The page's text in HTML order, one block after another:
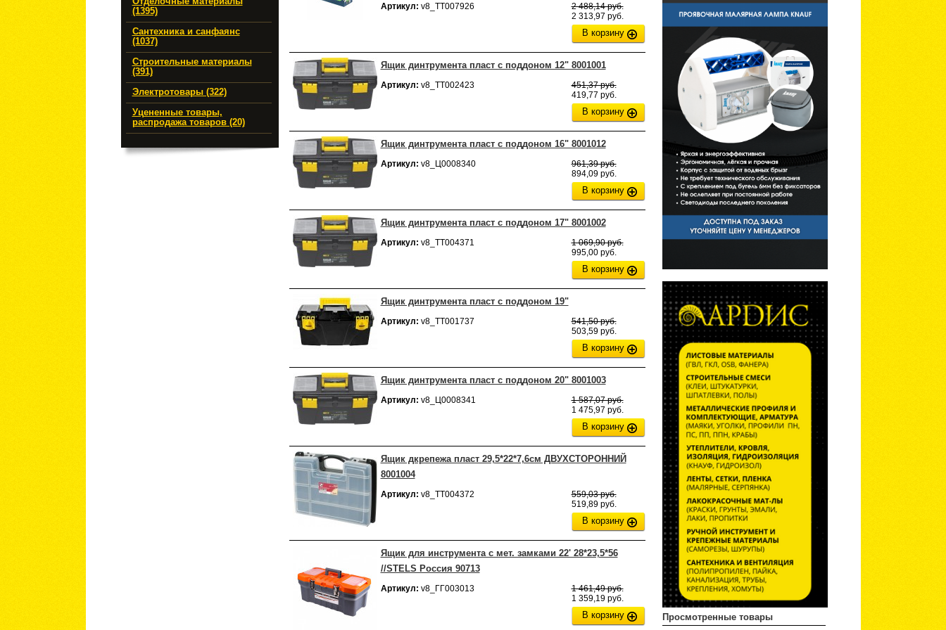
Просмотренные товары
(1395)
Сантехника и санфаянс
(1037)
Строительные материалы
(391)
Электротовары (322)
Уцененные товары,
распродажа товаров (20)
Артикул: v8_ТТ007926
2 488,14 руб.
2 313,97 руб.
В корзину
Ящик динтрумента пласт с поддоном 12" 8001001
Артикул: v8_ТТ002423
451,37 руб.
419,77 руб.
В корзину
Ящик динтрумента пласт с поддоном 16" 8001012
Артикул: v8_Ц0008340
961,39 руб.
894,09 руб.
В корзину
Ящик динтрумента пласт с поддоном 17" 8001002
Артикул: v8_ТТ004371
1 069,90 руб.
995,00 руб.
В корзину
Ящик динтрумента пласт с поддоном 19"
Артикул: v8_ТТ001737
541,50 руб.
503,59 руб.
В корзину
Ящик динтрумента пласт с поддоном 20" 8001003
Артикул: v8_Ц0008341
1 587,07 руб.
1 475,97 руб.
В корзину
Ящик дкрепежа пласт 29,5*22*7,6см ДВУХСТОРОННИЙ
8001004
Артикул: v8_ТТ004372
559,03 руб.
519,89 руб.
В корзину
Ящик для инструмента с мет. замками 22' 28*23,5*56
//STELS Россия 90713
Артикул: v8_ГГ003013
1 461,49 руб.
1 359,19 руб.
В корзину